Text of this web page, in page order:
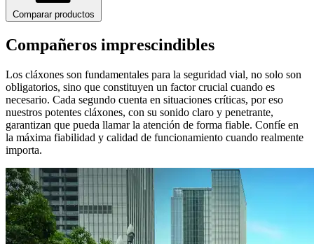
Comparar productos
Compañeros imprescindibles
Los cláxones son fundamentales para la seguridad vial, no solo son
obligatorios, sino que constituyen un factor crucial cuando es
necesario. Cada segundo cuenta en situaciones críticas, por eso
nuestros potentes cláxones, con su sonido claro y penetrante,
garantizan que pueda llamar la atención de forma fiable. Confíe en
la máxima fiabilidad y calidad de funcionamiento cuando realmente
importa.